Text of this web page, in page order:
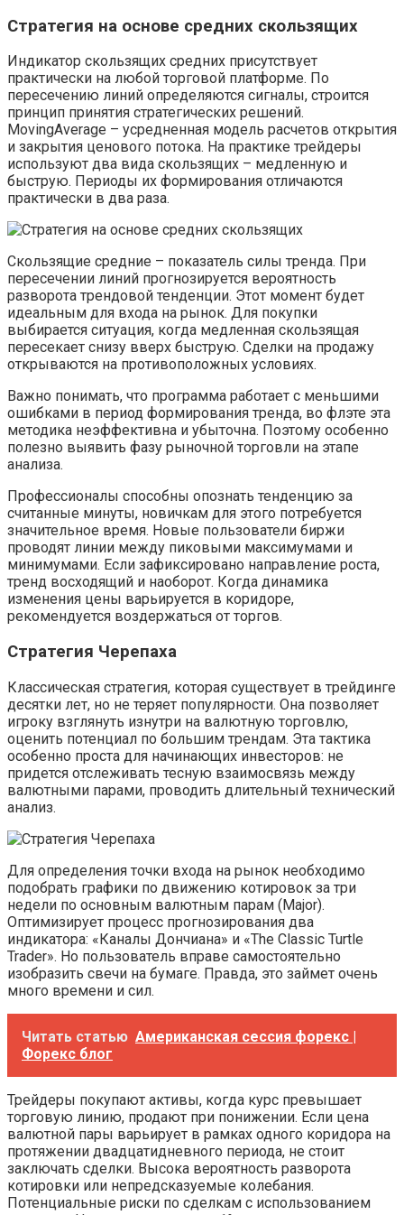
Стратегия на основе средних скользящих
Индикатор скользящих средних присутствует
практически на любой торговой платформе. По
пересечению линий определяются сигналы, строится
принцип принятия стратегических решений.
MovingAverage – усредненная модель расчетов открытия
и закрытия ценового потока. На практике трейдеры
используют два вида скользящих – медленную и
быструю. Периоды их формирования отличаются
практически в два раза.
Скользящие средние – показатель силы тренда. При
пересечении линий прогнозируется вероятность
разворота трендовой тенденции. Этот момент будет
идеальным для входа на рынок. Для покупки
выбирается ситуация, когда медленная скользящая
пересекает снизу вверх быструю. Сделки на продажу
открываются на противоположных условиях.
Важно понимать, что программа работает с меньшими
ошибками в период формирования тренда, во флэте эта
методика неэффективна и убыточна. Поэтому особенно
полезно выявить фазу рыночной торговли на этапе
анализа.
Профессионалы способны опознать тенденцию за
считанные минуты, новичкам для этого потребуется
значительное время. Новые пользователи биржи
проводят линии между пиковыми максимумами и
минимумами. Если зафиксировано направление роста,
тренд восходящий и наоборот. Когда динамика
изменения цены варьируется в коридоре,
рекомендуется воздержаться от торгов.
Стратегия Черепаха
Классическая стратегия, которая существует в трейдинге
десятки лет, но не теряет популярности. Она позволяет
игроку взглянуть изнутри на валютную торговлю,
оценить потенциал по большим трендам. Эта тактика
особенно проста для начинающих инвесторов: не
придется отслеживать тесную взаимосвязь между
валютными парами, проводить длительный технический
анализ.
Для определения точки входа на рынок необходимо
подобрать графики по движению котировок за три
недели по основным валютным парам (Major).
Оптимизирует процесс прогнозирования два
индикатора: «Каналы Дончиана» и «The Classic Turtle
Trader». Но пользователь вправе самостоятельно
изобразить свечи на бумаге. Правда, это займет очень
много времени и сил.
Читать статью Американская сессия форекс |
Форекс блог
Трейдеры покупают активы, когда курс превышает
торговую линию, продают при понижении. Если цена
валютной пары варьирует в рамках одного коридора на
протяжении двадцатидневного периода, не стоит
заключать сделки. Высока вероятность разворота
котировки или непредсказуемые колебания.
Потенциальные риски по сделкам с использованием